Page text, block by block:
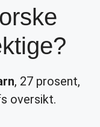
, 27 prosent,
oversikt.